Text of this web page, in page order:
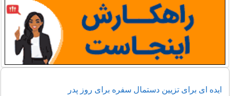
ایده ای برای تزیین دستمال سفره برای روز پدر